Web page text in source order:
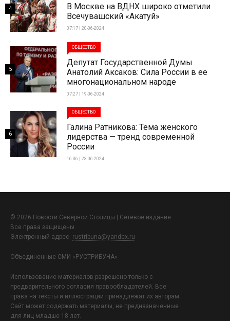
В Москве на ВДНХ широко отметили
Всечувашский «Акатуй»
07:17 | 20-06-2024
4
ОБЩЕСТВО
Депутат Государственной Думы
Анатолий Аксаков: Сила России в ее
многонациональном народе
07:27 | 19-06-2024
5
ОБЩЕСТВО
Галина Ратникова: Тема женского
лидерства — тренд современной
России
16:36 | 23-06-2024
6
© 2026 Новости Северной Столицы | Сетевое издание.
Все права защищены.
Электронный адрес: rustribuna@yandex.ru
Объединенные СМИ «РУСТРИБУНА»
Использование материалов разрешено только с
предварительного согласия правообладателей. Все
права на тексты и иллюстрации принадлежат их авторам.
Сайт может содержать материалы, не предназначенные
для лиц младше 18 лет.